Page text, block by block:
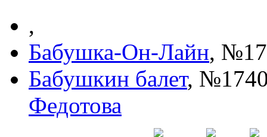
,
Бабушка-Он-Лайн,
Бабушкин балет,
Федотова